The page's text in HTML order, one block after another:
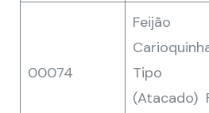
00074
Feijão
Tipo
(Atacado)